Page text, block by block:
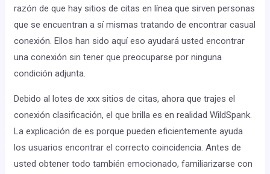
razón de que hay sitios de citas en línea que sirven personas
que se encuentran a sí mismas tratando de encontrar casual
conexión. Ellos han sido aquí eso ayudará usted encontrar
una conexión sin tener que preocuparse por ninguna
condición adjunta.
Debido al lotes de xxx sitios de citas, ahora que trajes el
conexión clasificación, el que brilla es en realidad WildSpank.
La explicación de es porque pueden eficientemente ayuda
los usuarios encontrar el correcto coincidencia. Antes de
usted obtener todo también emocionado, familiarizarse con